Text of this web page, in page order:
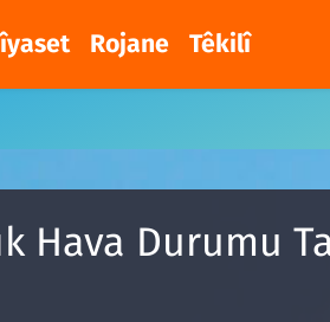
Rojane Têkilî
Hava Durumu